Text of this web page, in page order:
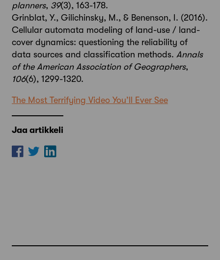
planners, 39(3), 163-178.
Grinblat, Y., Gilichinsky, M., & Benenson, I. (2016).
Cellular automata modeling of land-use / land-
cover dynamics: questioning the reliability of
data sources and classification methods. Annals
of the American Association of Geographers,
106(6), 1299-1320.
The Most Terrifying Video You’ll Ever See
Jaa artikkeli